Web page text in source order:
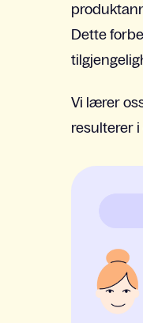
Dette
Vi lærer
resulterer